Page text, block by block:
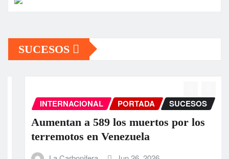
SUCESOS
INTERNACIONAL PORTADA SUCESOS
Aumentan a 589 los muertos por los
terremotos en Venezuela